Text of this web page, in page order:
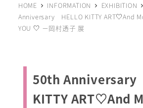
HOME INFORMATION EXHIBITION
Anniversary HELLO KITTY ART♡And
YOU ♡ －岡村透子 展
50th
KITTY ART♡And